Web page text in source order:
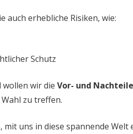
auch erhebliche Risiken, wie:
Schutz
wollen wir die Vor- und Nachteile
zu treffen.
mit uns in diese spannende